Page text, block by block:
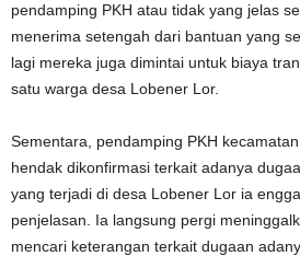
pendamping PKH atau tidak yang jelas
menerima setengah dari bantuan yang
lagi mereka juga dimintai untuk biaya
satu warga desa Lobener Lor.
Sementara, pendamping PKH
hendak dikonfirmasi terkait adanya
yang terjadi di desa Lobener Lor ia
penjelasan. Ia langsung pergi
mencari keterangan terkait dugaan